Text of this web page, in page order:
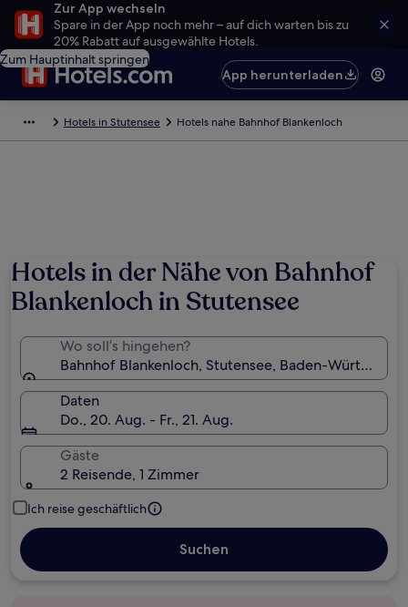
Zur App wechseln
Spare in der App noch mehr – auf dich warten bis zu
20% Rabatt auf ausgewählte Hotels.
Zum Hauptinhalt springen
App herunterladen
Hotels in Stutensee Hotels nahe Bahnhof Blankenloch
Hotels in der Nähe von Bahnhof
Blankenloch in Stutensee
Wo soll’s hingehen?
Bahnhof Blankenloch, Stutensee, Baden-
Daten
Do., 20. Aug. - Fr., 21. Aug.
Gäste
2 Reisende, 1 Zimmer
Ich reise geschäftlich
Suchen